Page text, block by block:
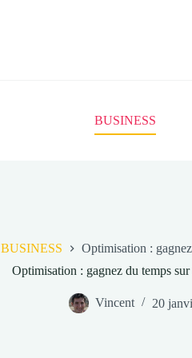
BUSINESS
BUSINESS
Optimisation :
Optimisation : gagnez du temps
Vincent 20